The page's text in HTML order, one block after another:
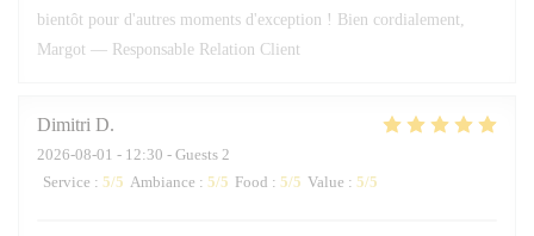
bientôt pour d'autres moments d'exception ! Bien cordialement,
Margot — Responsable Relation Client
Dimitri D
2026-08-01 - 12:30 - Guests 2
Service : 5/5 Ambiance : 5/5 Food : 5/5 Value : 5/5